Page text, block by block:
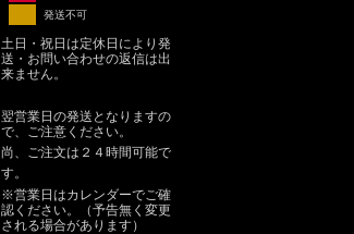
発送不可
土日・祝日は定休日により発
送・お問い合わせの返信は出
来ません。
翌営業日の発送となりますの
で、ご注意ください。
尚、ご注文は２４時間可能で
す。
※営業日はカレンダーでご確
認ください。（予告無く変更
される場合があります）